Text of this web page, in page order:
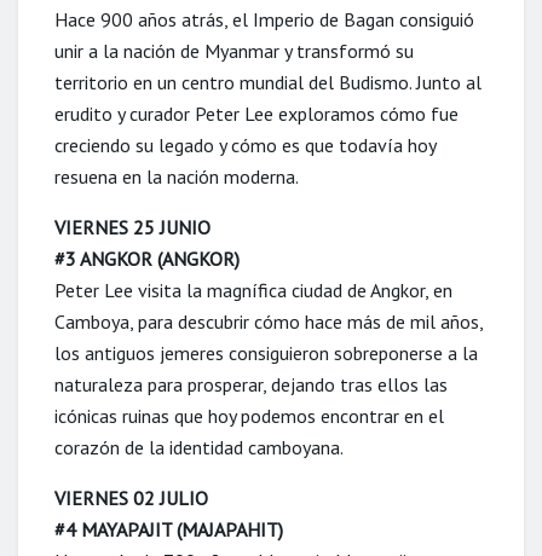
Hace 900 años atrás, el Imperio de Bagan consiguió
unir a la nación de Myanmar y transformó su
territorio en un centro mundial del Budismo. Junto al
erudito y curador Peter Lee exploramos cómo fue
creciendo su legado y cómo es que todavía hoy
resuena en la nación moderna.
VIERNES 25 JUNIO
#3 ANGKOR (ANGKOR)
Peter Lee visita la magnífica ciudad de Angkor, en
Camboya, para descubrir cómo hace más de mil años,
los antiguos jemeres consiguieron sobreponerse a la
naturaleza para prosperar, dejando tras ellos las
icónicas ruinas que hoy podemos encontrar en el
corazón de la identidad camboyana.
VIERNES 02 JULIO
#4 MAYAPAJIT (MAJAPAHIT)